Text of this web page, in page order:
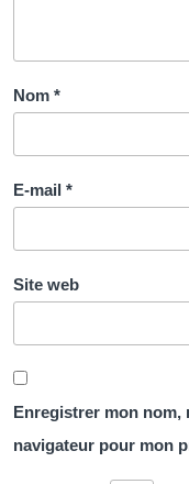
Nom *
E-mail *
Site web
Enregistrer mon nom,
navigateur pour mon